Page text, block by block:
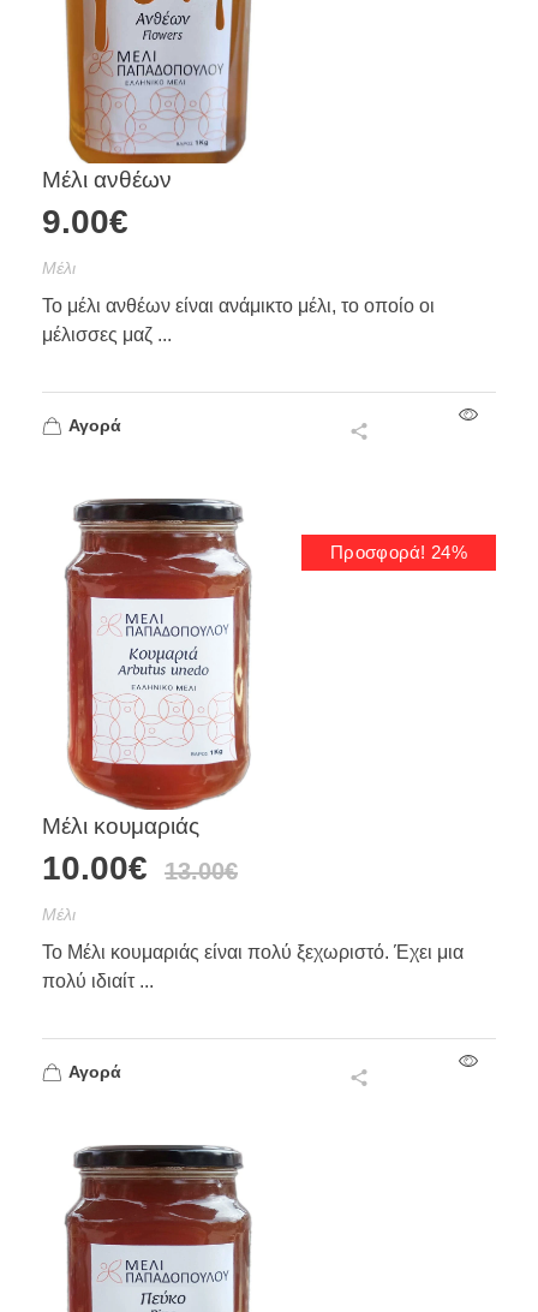
Μέλι ανθέων
9.00€
Mέλι
Το μέλι ανθέων είναι ανάμικτο μέλι, το οποίο οι
μέλισσες μαζ ...
Αγορά
Προσφορά! 24%
Μέλι κουμαριάς
10.00€ 13.00€
Mέλι
Το Μέλι κουμαριάς είναι πολύ ξεχωριστό. Έχει μια
πολύ ιδιαίτ ...
Αγορά